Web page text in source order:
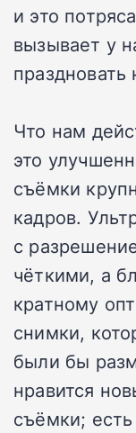
и это
вызывает у
праздновать
Что нам
это
съёмки
кадров.
с
чёткими, а
кратному
снимки,
были бы
нравится
съёмки;